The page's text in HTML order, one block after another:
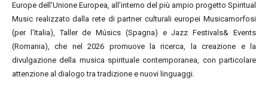
Europe dell’Unione Europea, all’interno del più ampio progetto Spiritual
Music realizzato dalla rete di partner culturali europei Musicamorfosi
(per l’Italia), Taller de Músics (Spagna) e Jazz Festivals& Events
(Romania), che nel 2026 promuove la ricerca, la creazione e la
divulgazione della musica spirituale contemporanea, con particolare
attenzione al dialogo tra tradizione e nuovi linguaggi.